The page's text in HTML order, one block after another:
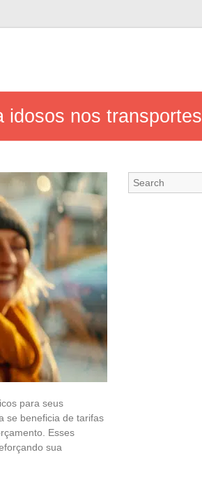
idosos nos transportes
para seus
se beneficia de tarifas
Esses
sua